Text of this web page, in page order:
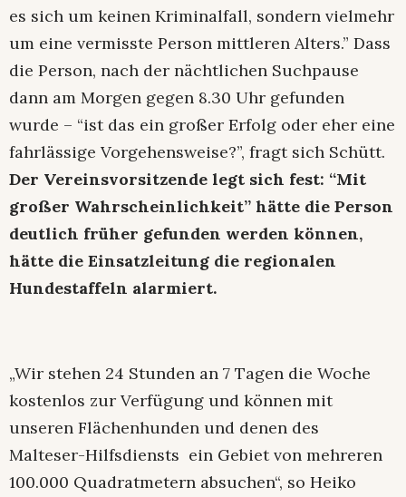
es sich um keinen Kriminalfall, sondern vielmehr
um eine vermisste Person mittleren Alters.” Dass
die Person, nach der nächtlichen Suchpause
dann am Morgen gegen 8.30 Uhr gefunden
wurde – “ist das ein großer Erfolg oder eher eine
fahrlässige Vorgehensweise?”, fragt sich Schütt.
Der Vereinsvorsitzende legt sich fest: “Mit
großer Wahrscheinlichkeit” hätte die Person
deutlich früher gefunden werden können,
hätte die Einsatzleitung die regionalen
Hundestaffeln alarmiert.
„Wir stehen 24 Stunden an 7 Tagen die Woche
kostenlos zur Verfügung und können mit
unseren Flächenhunden und denen des
Malteser-Hilfsdiensts ein Gebiet von mehreren
100.000 Quadratmetern absuchen“, so Heiko